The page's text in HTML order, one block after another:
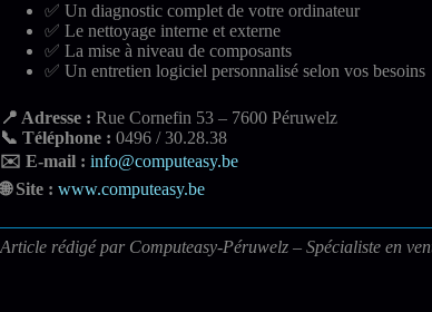
✅ Un diagnostic complet de votre ordinateur
✅ Le nettoyage interne et externe
✅ La mise à niveau de composants
✅ Un entretien logiciel personnalisé selon vos besoins
📍 Adresse : Rue Cornefin 53 – 7600 Péruwelz
📞 Téléphone : 0496 / 30.28.38
✉️ E-mail : info@computeasy.be
🌐 Site : www.computeasy.be
Article rédigé par Computeasy-Péruwelz – Spécialiste en